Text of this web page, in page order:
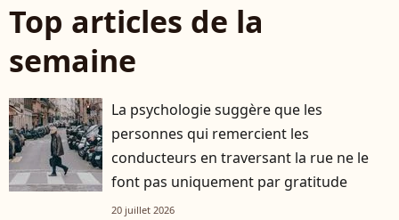
Top articles de la
semaine
La psychologie suggère que les
personnes qui remercient les
conducteurs en traversant la rue ne le
font pas uniquement par gratitude
20 juillet 2026